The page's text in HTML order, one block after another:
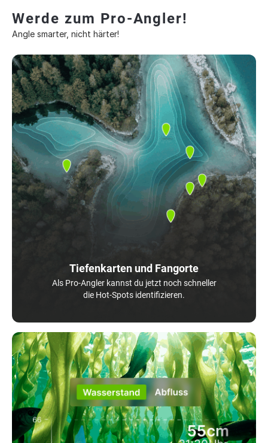
Werde zum Pro-Angler!
Angle smarter, nicht härter!
Tiefenkarten und Fangorte
Als Pro-Angler kannst du jetzt noch schneller
die Hot-Spots identifizieren.